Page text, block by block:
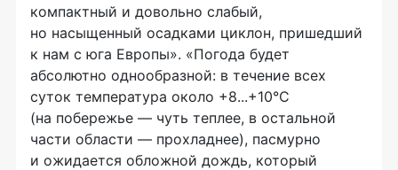
компактный и довольно слабый,
но насыщенный осадками циклон, пришедший
к нам с юга Европы». «Погода будет
абсолютно однообразной: в течение всех
суток температура около +8...+10°С
(на побережье — чуть теплее, в остальной
части области — прохладнее), пасмурно
и ожидается обложной дождь, который